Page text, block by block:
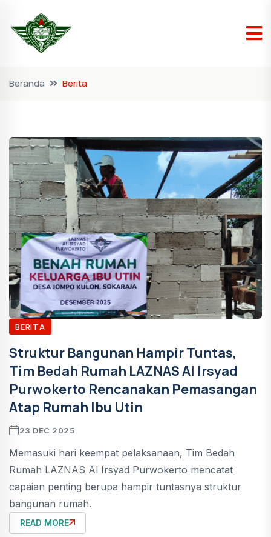
Beranda Berita
BERITA
Struktur Bangunan Hampir Tuntas,
Tim Bedah Rumah LAZNAS Al Irsyad
Purwokerto Rencanakan Pemasangan
Atap Rumah Ibu Utin
23 DEC 2025
Memasuki hari keempat pelaksanaan, Tim Bedah
Rumah LAZNAS Al Irsyad Purwokerto mencatat
capaian penting berupa hampir tuntasnya struktur
bangunan rumah.
READ MORE